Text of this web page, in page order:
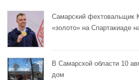
Самарский фехтовальщик
«золото» на Спартакиаде
В Самарской области 10
дом